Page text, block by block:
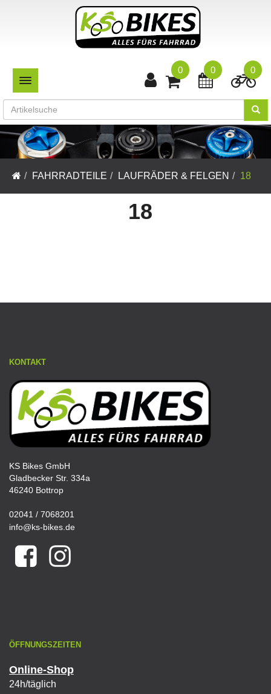
TOGGLE NAVIGATION
0
0
0
FAHRRADTEILE LAUFRÄDER & FELGEN 18
18
KONTAKT
KS Bikes GmbH
Gladbecker Str. 334a
46240 Bottrop
02041 / 7068201
info@ks-bikes.de
ÖFFNUNGSZEITEN
Online-Shop
24h/täglich